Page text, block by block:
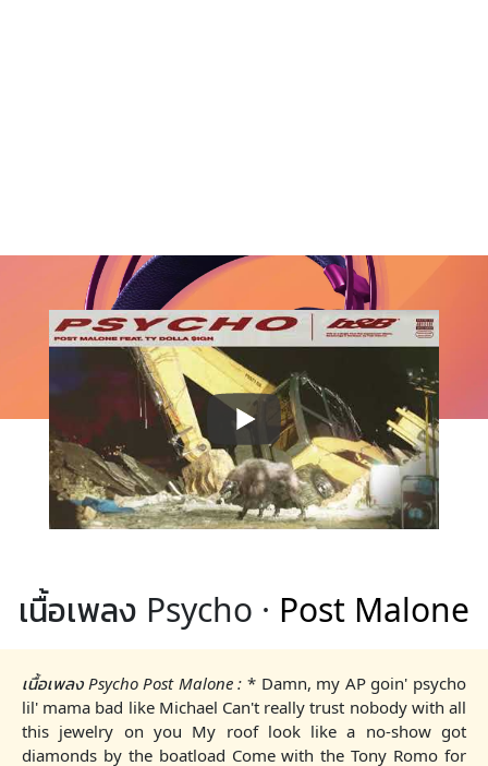
เนื้อเพลง Psycho · Post Malone
เนื้อเพลง Psycho Post Malone : * Damn, my AP goin' psycho
lil' mama bad like Michael Can't really trust nobody with all
this jewelry on you My roof look like a no-show got
diamonds by the boatload Come with the Tony Romo for